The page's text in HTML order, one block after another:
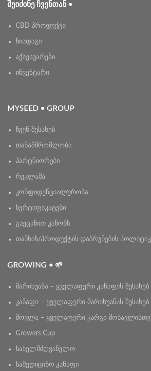
ᲨᲔᲘᲫᲘᲜᲔ ᲩᲕᲔᲜᲗᲐᲜ •
CBD პროდუქტი
ნიადაგი
აქსესუარები
ინვენტარი
MYSEED • GROUP
ჩვენ შესახებ
თანამშრომლობა
პარტნიორები
რეკლამა
კონფიდენციალურობა
სერტიფიკატები
გაეცანით კანონს
თანხის/პროდუქტის დაბრუნების
GROWING • 🌱
მარიხუანა – ყველაფერი კანაფის შესახებ
კანაფი – ყველაფერი მარიხუანას შესახებ
მოვლა – ყველაფერი კარგი
Growers Cup
სახელმძღვანელო
სამედიცინო კანაფი